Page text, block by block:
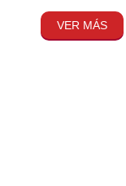
VER MÁS